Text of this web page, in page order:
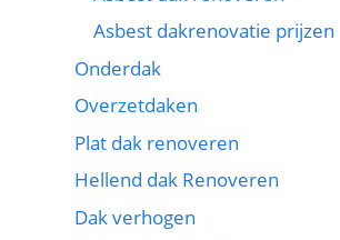
Asbest dakrenovatie prijzen
Onderdak
Overzetdaken
Plat dak renoveren
Hellend dak Renoveren
Dak verhogen